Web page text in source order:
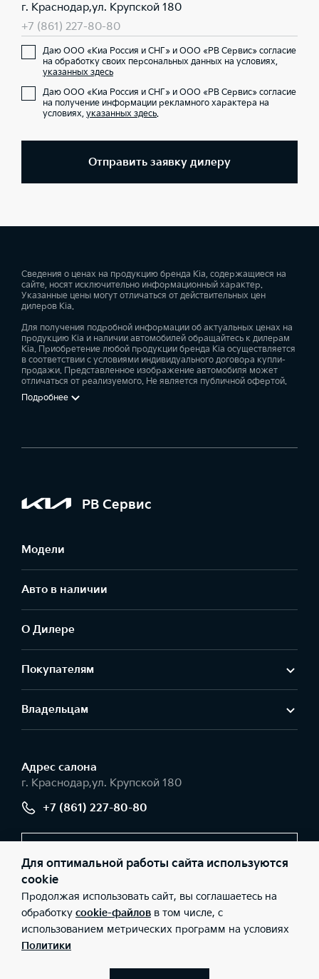
г. Краснодар,ул. Крупской 180
+7 (861) 227-80-80
Даю ООО «Киа Россия и СНГ» и ООО «РВ Сервис» согласие
на обработку своих персональных данных на условиях,
указанных здесь
Даю ООО «Киа Россия и СНГ» и ООО «РВ Сервис» согласие
на получение информации рекламного характера на
условиях, указанных здесь.
Отправить заявку дилеру
Сведения о ценах на продукцию бренда Kia, содержащиеся на
сайте, носят исключительно информационный характер.
Указанные цены могут отличаться от действительных цен
дилеров Kia.
Для получения подробной информации об актуальных ценах на
продукцию Kia и наличии автомобилей обращайтесь к дилерам
Kia. Приобретение любой продукции бренда Kia осуществляется
в соответствии с условиями индивидуального договора купли-
продажи. Представленное изображение автомобиля может
отличаться от реализуемого. Не является публичной офертой.
Подробнее
РВ Сервис
Модели
Авто в наличии
О Дилере
Покупателям
Владельцам
Адрес салонa
г. Краснодар,ул. Крупской 180
+7 (861) 227-80-80
© 2026 Юридические лица ООО «РВ Сервис» (Фактический
адрес: г. Краснодар,ул. Крупской 180; Телефон: +7 (861) 227-80-
80; ИНН: 2312141610; ОГРН: 1072312011298), ООО «Киа Россия и
СНГ» (Фактический адрес: г.Москва, Валовая 26; Телефон: 8 800
301 08 80; ИНН: 7728674093; ОГРН: 5087746291760) ведут
Для оптимальной работы сайта используются
cookie
Продолжая использовать сайт, вы соглашаетесь на
обработку cookie-файлов в том числе, с
использованием метрических программ на условиях
Политики